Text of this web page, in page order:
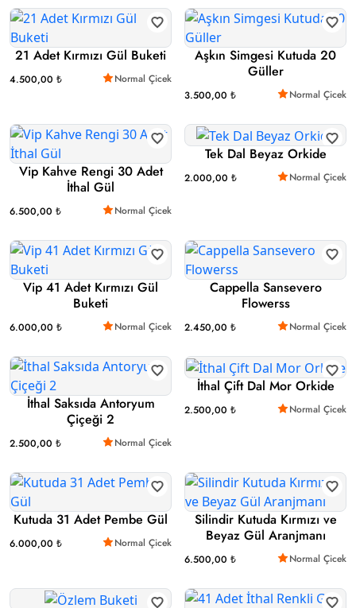
21 Adet Kırmızı Gül Buketi
4.500,00 ₺ Normal Çicek
Aşkın Simgesi Kutuda 20
Güller
3.500,00 ₺ Normal Çicek
Vip Kahve Rengi 30 Adet
İthal Gül
6.500,00 ₺ Normal Çicek
Tek Dal Beyaz Orkide
2.000,00 ₺ Normal Çicek
Vip 41 Adet Kırmızı Gül
Buketi
6.000,00 ₺ Normal Çicek
Cappella Sansevero
Flowerss
2.450,00 ₺ Normal Çicek
İthal Saksıda Antoryum
Çiçeği 2
2.500,00 ₺ Normal Çicek
İthal Çift Dal Mor Orkide
2.500,00 ₺ Normal Çicek
Kutuda 31 Adet Pembe Gül
6.000,00 ₺ Normal Çicek
Silindir Kutuda Kırmızı ve
Beyaz Gül Aranjmanı
6.500,00 ₺ Normal Çicek